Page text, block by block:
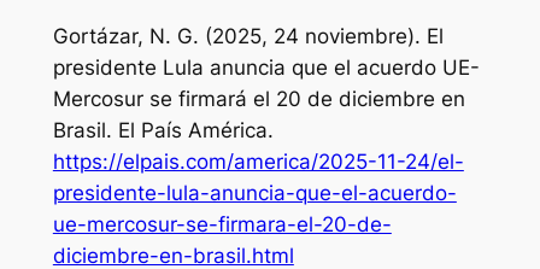
Gortázar, N. G. (2025, 24 noviembre). El
presidente Lula anuncia que el acuerdo UE-
Mercosur se firmará el 20 de diciembre en
Brasil. El País América.
https://elpais.com/america/2025-11-24/el-
presidente-lula-anuncia-que-el-acuerdo-
ue-mercosur-se-firmara-el-20-de-
diciembre-en-brasil.html